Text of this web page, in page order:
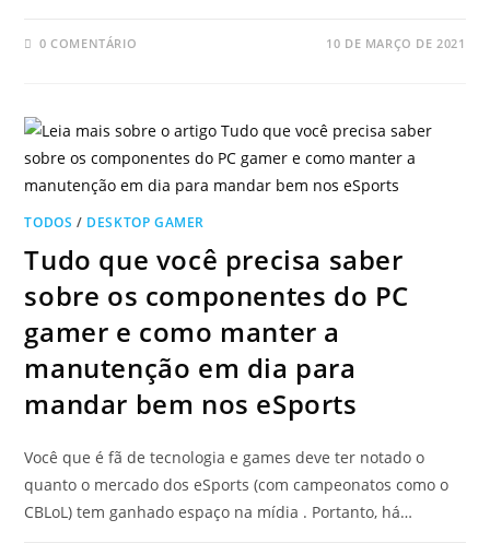
0 COMENTÁRIO 10 DE MARÇO DE 2021
TODOS / DESKTOP GAMER
Tudo que você precisa saber
sobre os componentes do PC
gamer e como manter a
manutenção em dia para
mandar bem nos eSports
Você que é fã de tecnologia e games deve ter notado o
quanto o mercado dos eSports (com campeonatos como o
CBLoL) tem ganhado espaço na mídia . Portanto, há…